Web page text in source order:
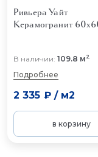
Ривьера Уайт
Керамогранит
В наличии: 109.8 м2
Подробнее
2 335 ₽/ м2
в корзину